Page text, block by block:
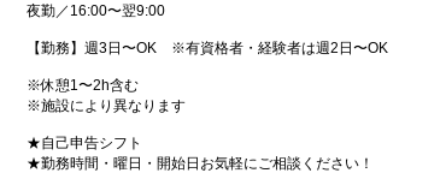
夜勤／16:00〜翌9:00
【勤務】週3日〜OK ※有資格者・経験者は週2日〜OK
※休憩1〜2h含む
※施設により異なります
★自己申告シフト
★勤務時間・曜日・開始日お気軽にご相談ください！